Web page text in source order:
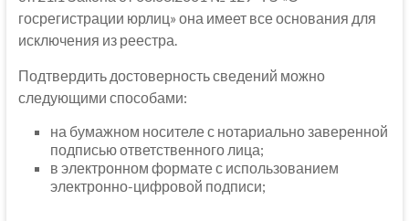
госрегистрации юрлиц» она имеет все основания для
исключения из реестра.
Подтвердить достоверность сведений можно
следующими способами:
на бумажном носителе с нотариально заверенной
подписью ответственного лица;
в электронном формате с использованием
электронно-цифровой подписи;